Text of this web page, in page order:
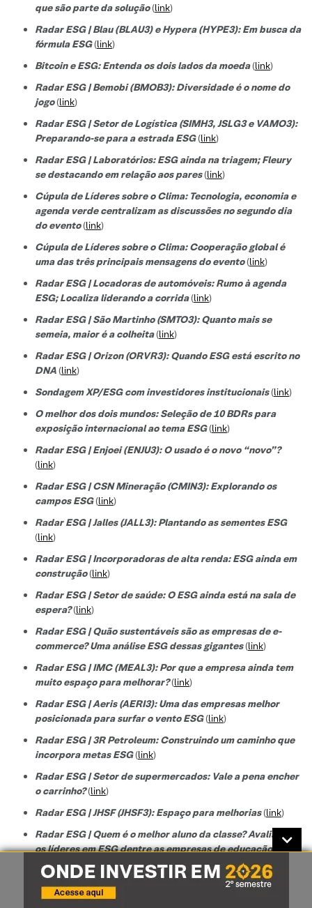
que são parte da solução(link)
Radar ESG | Blau (BLAU3) e Hypera (HYPE3): Em busca da
fórmula ESG(link)
Bitcoin e ESG: Entenda os dois lados da moeda(link)
Radar ESG | Bemobi (BMOB3): Diversidade é o nome do
jogo(link)
Radar ESG | Setor de Logística (SIMH3, JSLG3 e VAMO3):
Preparando-se para a estrada ESG(link)
Radar ESG | Laboratórios: ESG ainda na triagem; Fleury
se destacando em relação aos pares(link)
Cúpula de Líderes sobre o Clima: Tecnologia, economia e
agenda verde centralizam as discussões no segundo dia
do evento(link)
Cúpula de Líderes sobre o Clima: Cooperação global é
uma das três principais mensagens do evento(link)
Radar ESG | Locadoras de automóveis: Rumo à agenda
ESG; Localiza liderando a corrida(link)
Radar ESG | São Martinho (SMTO3): Quanto mais se
semeia, maior é a colheita(link)
Radar ESG | Orizon (ORVR3): Quando ESG está escrito no
DNA(link)
Sondagem XP/ESG com investidores institucionais(link)
O melhor dos dois mundos: Seleção de 10 BDRs para
exposição internacional ao tema ESG(link)
Radar ESG | Enjoei (ENJU3): O usado é o novo “novo”?
(link)
Radar ESG | CSN Mineração (CMIN3): Explorando os
campos ESG(link)
Radar ESG | Jalles (JALL3): Plantando as sementes ESG
(link)
Radar ESG | Incorporadoras de alta renda: ESG ainda em
construção(link)
Radar ESG | Setor de saúde: O ESG ainda está na sala de
espera?(link)
Radar ESG | Quão sustentáveis são as empresas de e-
commerce? Uma análise ESG dessas gigantes(link)
Radar ESG | IMC (MEAL3): Por que a empresa ainda tem
muito espaço para melhorar?(link)
Radar ESG | Aeris (AERI3): Uma das empresas melhor
posicionada para surfar o vento ESG(link)
Radar ESG | 3R Petroleum: Construindo um caminho que
incorpora metas ESG(link)
Radar ESG | Setor de supermercados: Vale a pena encher
o carrinho?(link)
Radar ESG | JHSF (JHSF3): Espaço para melhorias(link)
Radar ESG | Quem é o melhor aluno da classe? Avaliando
os líderes em ESG dentre as empresas de educação no
Brasil (link
Panorama do marco regulatório de investimentos ESG no
Brasil(link)